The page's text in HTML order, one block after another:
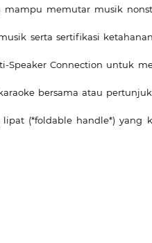
memutar musik
serta sertifikasi
Connection untuk
bersama atau
(*foldable handle*) yang